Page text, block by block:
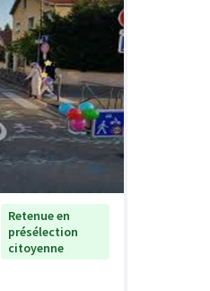
Retenue en
présélection
citoyenne